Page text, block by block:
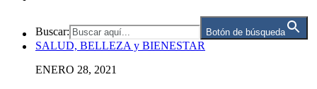
Buscar: Botón de búsqueda
SALUD, BELLEZA y BIENESTAR
ENERO 28, 2021